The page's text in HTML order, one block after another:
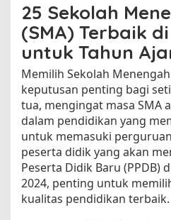
a
r
a
u
n
t
u
k
P
P
D
B
2
25 Sekolah
(SMA) Terbaik
untuk Tahun
Memilih Sekolah
keputusan penting bagi
tua, mengingat masa SMA
dalam pendidikan yang
untuk memasuki
peserta didik yang akan
Peserta Didik Baru (PPDB)
2024, penting untuk
kualitas pendidikan terbaik.